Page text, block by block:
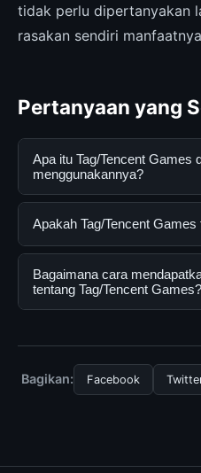
tidak perlu dipertanyakan
rasakan sendiri
Pertanyaan yang
Apa itu Tag/Tencent Games
menggunakannya?
Tag/Tencent Games
informasi lengkap dan
menggunakannya dengan
mengikuti panduan yang
Apakah Tag/Tencent
Ya, Tag/Tencent Games
oleh semua pengguna.
atau langganan yang
Bagaimana cara
tentang Tag/Tencent Games?
resmi kami secara berkala.
konten dengan informasi
Bagikan: Facebook